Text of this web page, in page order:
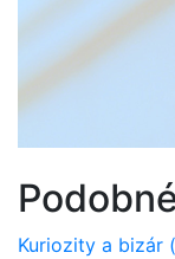
Kuriozity a bizár